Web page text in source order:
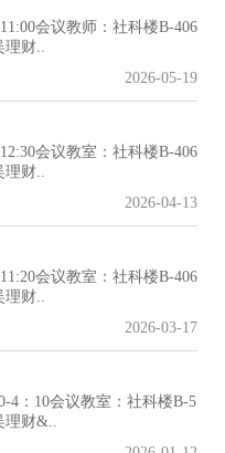
会议教师：社科楼B-406
理财..
2026-05-19
会议教室：社科楼B-406
理财..
2026-04-13
会议教室：社科楼B-406
理财..
2026-03-17
4：10会议教室：社科楼B-5
理财&..